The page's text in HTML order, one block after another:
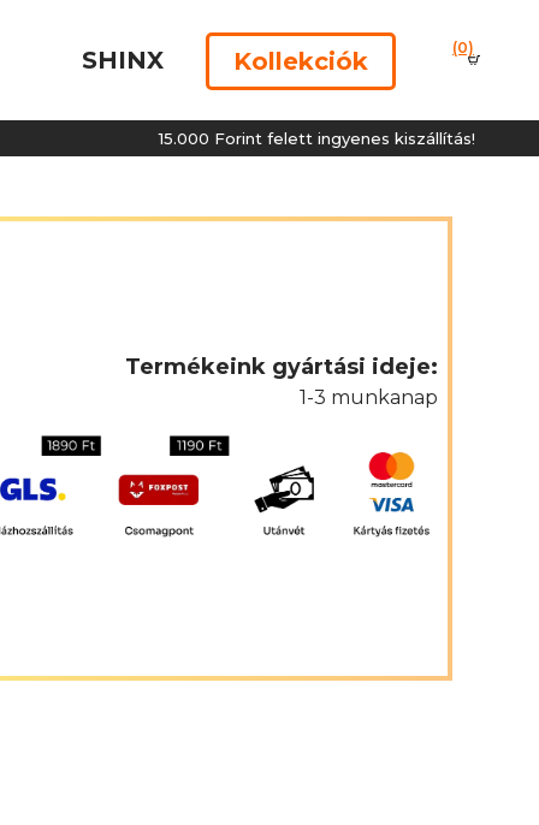
SHINX Kollekciók (0)
15.000 Forint felett ingyenes kiszállítás!
Termékeink gyártási ideje:
1-3 munkanap